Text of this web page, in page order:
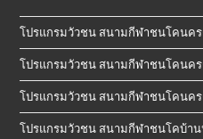
โปรแกรมวัวชน สนามกีฬาชนโคนคร
โปรแกรมวัวชน สนามกีฬาชนโคนคร
โปรแกรมวัวชน สนามกีฬาชนโคนคร
โปรแกรมวัวชน สนามกีฬาชนโคบ้าน